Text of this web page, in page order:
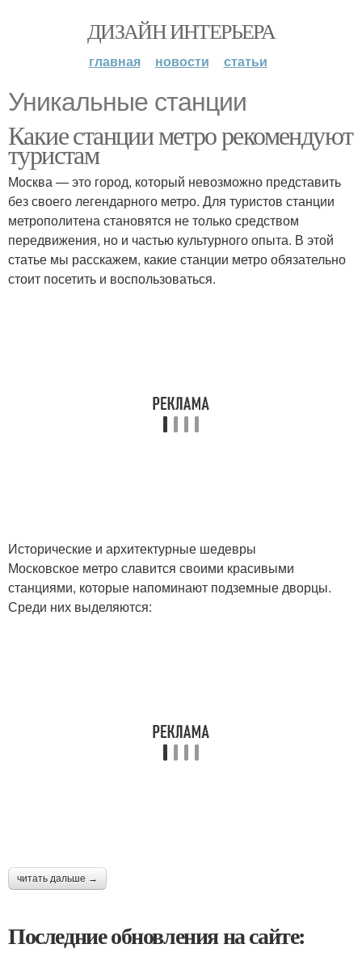
ДИЗАЙН ИНТЕРЬЕРА
главная новости статьи
Уникальные станции
Какие станции метро рекомендуют
туристам
Москва — это город, который невозможно представить
без своего легендарного метро. Для туристов станции
метрополитена становятся не только средством
передвижения, но и частью культурного опыта. В этой
статье мы расскажем, какие станции метро обязательно
стоит посетить и воспользоваться.
Исторические и архитектурные шедевры
Московское метро славится своими красивыми
станциями, которые напоминают подземные дворцы.
Среди них выделяются:
читать дальше →
Последние обновления на сайте: